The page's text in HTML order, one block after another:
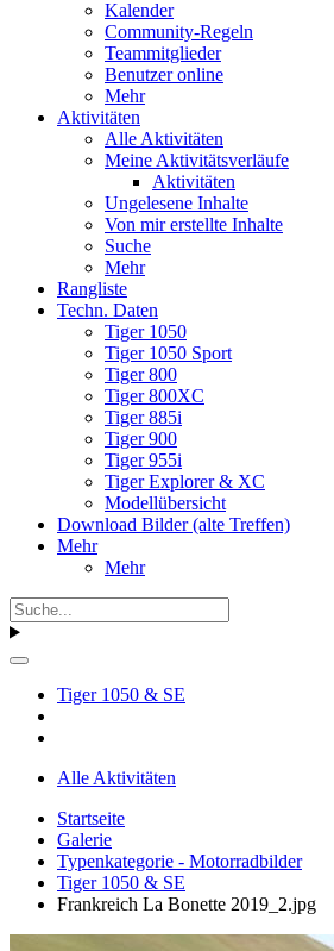
Kalender
Community-Regeln
Teammitglieder
Benutzer online
Mehr
Aktivitäten
Alle Aktivitäten
Meine Aktivitätsverläufe
Aktivitäten
Ungelesene Inhalte
Von mir erstellte Inhalte
Suche
Mehr
Rangliste
Techn. Daten
Tiger 1050
Tiger 1050 Sport
Tiger 800
Tiger 800XC
Tiger 885i
Tiger 900
Tiger 955i
Tiger Explorer & XC
Modellübersicht
Download Bilder (alte Treffen)
Mehr
Mehr
Tiger 1050 & SE
Alle Aktivitäten
Startseite
Galerie
Typenkategorie - Motorradbilder
Tiger 1050 & SE
Frankreich La Bonette 2019_2.jpg